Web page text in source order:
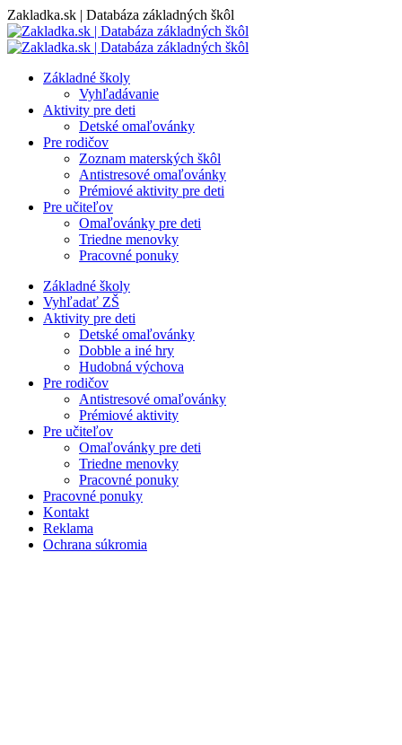
Skip
to
content
Zakladka.sk | Databáza základných škôl
Základné školy
Vyhľadávanie
Aktivity pre deti
Detské omaľovánky
Pre rodičov
Zoznam materských škôl
Antistresové omaľovánky
Prémiové aktivity pre deti
Pre učiteľov
Omaľovánky pre deti
Triedne menovky
Pracovné ponuky
Základné školy
Vyhľadať ZŠ
Aktivity pre deti
Detské omaľovánky
Dobble a iné hry
Hudobná výchova
Pre rodičov
Antistresové omaľovánky
Prémiové aktivity
Pre učiteľov
Omaľovánky pre deti
Triedne menovky
Pracovné ponuky
Pracovné ponuky
Kontakt
Reklama
Ochrana súkromia